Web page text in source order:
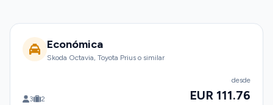
Económica
Skoda Octavia, Toyota Prius o similar
3 2
desde
EUR 111.76